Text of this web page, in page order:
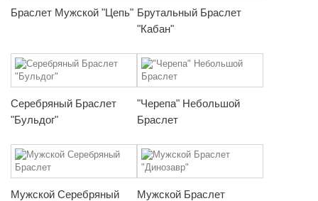
Браслет Мужской "Цепь" Брутальный Браслет
"Кабан"
Серебряный Браслет
"Бульдог"
"Черепа" Небольшой
Браслет
Мужской Серебряный
Мужской Браслет